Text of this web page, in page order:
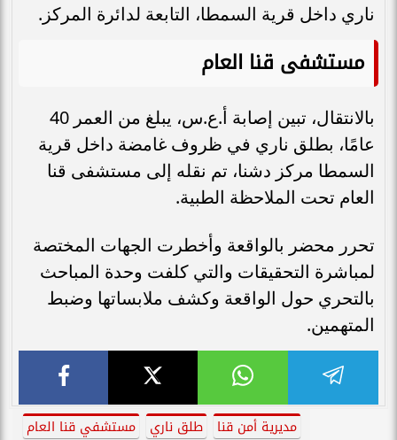
ناري داخل قرية السمطا، التابعة لدائرة المركز.
مستشفى قنا العام
بالانتقال، تبين إصابة أ.ع.س، يبلغ من العمر 40
عامًا، بطلق ناري في ظروف غامضة داخل قرية
السمطا مركز دشنا، تم نقله إلى مستشفى قنا
العام تحت الملاحظة الطبية.
تحرر محضر بالواقعة وأخطرت الجهات المختصة
لمباشرة التحقيقات والتي كلفت وحدة المباحث
بالتحري حول الواقعة وكشف ملابساتها وضبط
المتهمين.
مديرية أمن قنا طلق ناري مستشفي قنا العام